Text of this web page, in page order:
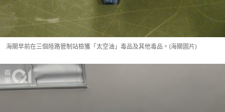
海關早前在三個陸路管制站檢獲「太空油」毒品及其他毒品。(海關圖片)